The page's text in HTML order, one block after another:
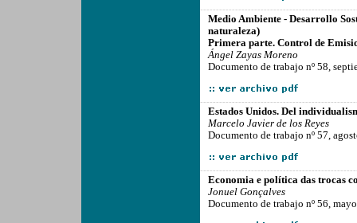
Medio Ambiente - Desarrollo
naturaleza)
Primera parte. Control de
Ángel Zayas Moreno
Documento de trabajo nº 58,
Estados Unidos. Del
Marcelo Javier de los Reyes
Documento de trabajo nº 57,
Economia e política das trocas
Jonuel Gonçalves
Documento de trabajo nº 56,